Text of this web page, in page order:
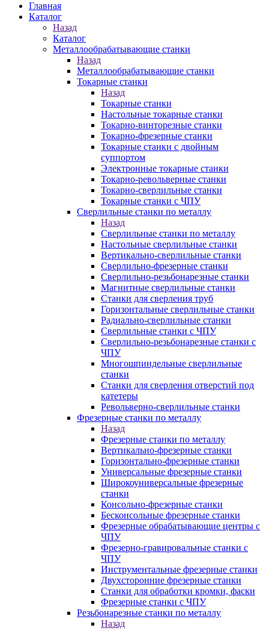
Главная
Каталог
Назад
Каталог
Металлообрабатывающие станки
Назад
Металлообрабатывающие станки
Токарные станки
Назад
Токарные станки
Настольные токарные станки
Токарно-винторезные станки
Токарно-фрезерные станки
Токарные станки с двойным
суппортом
Электронные токарные станки
Токарно-револьверные станки
Токарно-сверлильные станки
Токарные станки с ЧПУ
Сверлильные станки по металлу
Назад
Сверлильные станки по металлу
Настольные сверлильные станки
Вертикально-сверлильные станки
Сверлильно-фрезерные станки
Сверлильно-резьбонарезные станки
Магнитные сверлильные станки
Станки для сверления труб
Горизонтальные сверлильные станки
Радиально-сверлильные станки
Сверлильные станки с ЧПУ
Сверлильно-резьбонарезные станки с
ЧПУ
Многошпиндельные сверлильные
станки
Станки для сверления отверстий под
катетеры
Револьверно-сверлильные станки
Фрезерные станки по металлу
Назад
Фрезерные станки по металлу
Вертикально-фрезерные станки
Горизонтально-фрезерные станки
Универсальные фрезерные станки
Широкоуниверсальные фрезерные
станки
Консольно-фрезерные станки
Бесконсольные фрезерные станки
Фрезерные обрабатывающие центры с
ЧПУ
Фрезерно-гравировальные станки с
ЧПУ
Инструментальные фрезерные станки
Двухсторонние фрезерные станки
Станки для обработки кромки, фаски
Фрезерные станки с ЧПУ
Резьбонарезные станки по металлу
Назад